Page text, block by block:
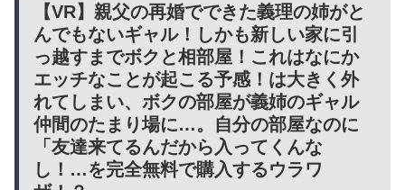
【VR】親父の再婚でできた義理の姉がと
んでもないギャル！しかも新しい家に引
っ越すまでボクと相部屋！これはなにか
エッチなことが起こる予感！は大きく外
れてしまい、ボクの部屋が義姉のギャル
仲間のたまり場に…。自分の部屋なのに
「友達来てるんだから入ってくんな
し！…を完全無料で購入するウラワ